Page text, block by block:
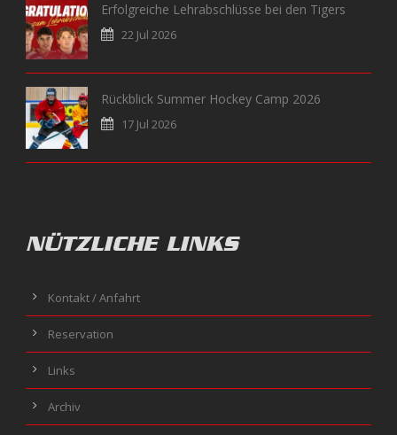
Erfolgreiche Lehrabschlüsse bei den Tigers
22 Jul 2026
Rückblick Summer Hockey Camp 2026
17 Jul 2026
NÜTZLICHE LINKS
Kontakt / Anfahrt
Reservation
Links
Archiv